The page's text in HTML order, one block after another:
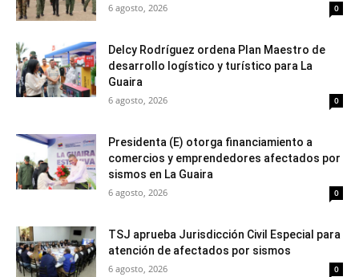
6 agosto, 2026 0
Delcy Rodríguez ordena Plan Maestro de
desarrollo logístico y turístico para La
Guaira
6 agosto, 2026 0
Presidenta (E) otorga financiamiento a
comercios y emprendedores afectados por
sismos en La Guaira
6 agosto, 2026 0
TSJ aprueba Jurisdicción Civil Especial para
atención de afectados por sismos
6 agosto, 2026 0